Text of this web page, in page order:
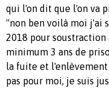
qui l'on dit que l'on va
''non ben voilà moi j'ai
2018 pour
minimum 3 ans de
la fuite et l'enlèvement
pas pour moi, je suis